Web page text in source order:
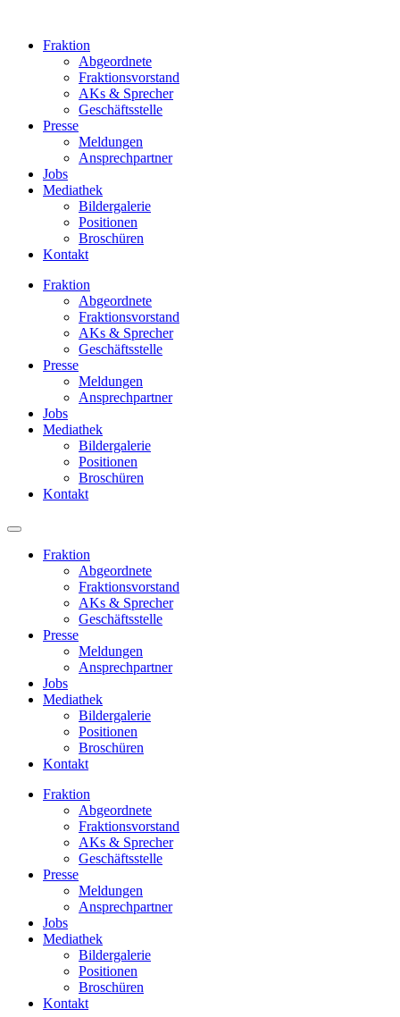
springenFraktion
Abgeordnete
Fraktions­vorstand
AKs & Sprecher
Geschäftsstelle
Presse
Meldungen
Ansprechpartner
Jobs
Mediathek
Bildergalerie
Positionen
Broschüren
Kontakt
Fraktion
Abgeordnete
Fraktions­vorstand
AKs & Sprecher
Geschäftsstelle
Presse
Meldungen
Ansprechpartner
Jobs
Mediathek
Bildergalerie
Positionen
Broschüren
Kontakt
Fraktion
Abgeordnete
Fraktions­vorstand
AKs & Sprecher
Geschäftsstelle
Presse
Meldungen
Ansprechpartner
Jobs
Mediathek
Bildergalerie
Positionen
Broschüren
Kontakt
Fraktion
Abgeordnete
Fraktions­vorstand
AKs & Sprecher
Geschäftsstelle
Presse
Meldungen
Ansprechpartner
Jobs
Mediathek
Bildergalerie
Positionen
Broschüren
Kontakt